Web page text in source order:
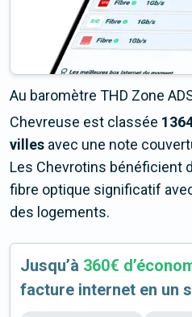
Au baromètre THD Zone
Chevreuse est classée
villes avec une note
Les Chevrotins bénéficient
fibre optique significatif
des logements.
Jusqu’à 360€
facture internet en un